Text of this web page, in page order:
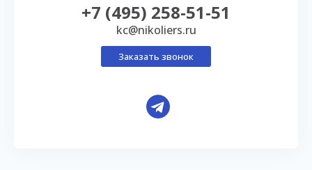
+7 (495) 258-51-51
kc@nikoliers.ru
Заказать звонок